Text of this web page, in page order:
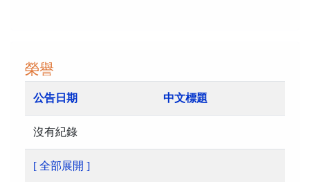
榮譽
公告日期 中文標題
沒有紀錄
[ 全部展開 ]